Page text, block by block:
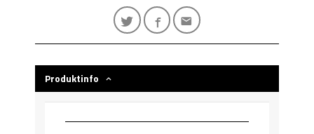
Produktinfo